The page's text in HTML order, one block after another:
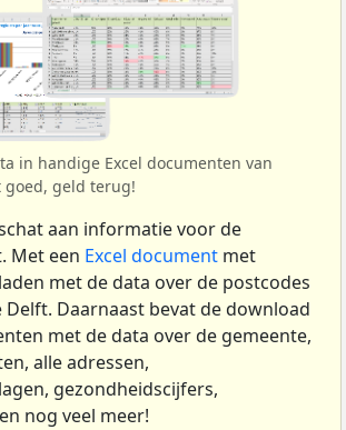
in handige Excel documenten van
geld terug!
aan informatie voor de
Met een Excel document met
met de data over de postcodes
Delft. Daarnaast bevat de download
met de data over de gemeente,
alle adressen,
gezondheidscijfers,
nog veel meer!